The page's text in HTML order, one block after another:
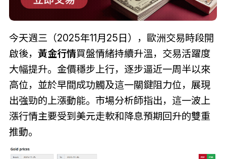
今天週三（2025年11月25日），歐洲交易時段開
啟後， 黃金行情買盤情緒持續升溫，交易活躍度
大幅提升。金價穩步上行，逐步逼近一周半以來
高位，並於早間成功觸及這一關鍵阻力位，展現
出強勁的上漲動能。市場分析師指出，這一波上
漲行情主要受到美元走軟和降息預期回升的雙重
推動。